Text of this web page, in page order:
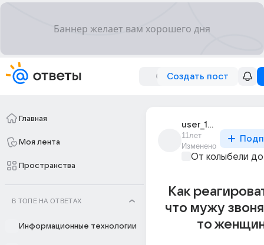
Создать пост
Главная
Моя лента
Пространства
В ТОПЕ НА ОТВЕТАХ
Информационные технологии
user_189919653
11лет
Изменено
От колыбели
Как
что мужу
то